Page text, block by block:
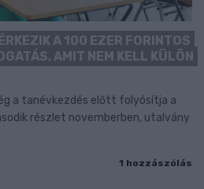
A 100 EZER FORINTOS
AMIT NEM KELL KÜLÖN
a tanévkezdés előtt folyósítja a
részlet novemberben, utalvány
1 hozzászólás